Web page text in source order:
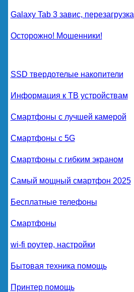
Galaxy Tab 3 завис, перезагрузка
Осторожно! Мошенники!
SSD твердотелые накопители
Информация к ТВ устройствам
Смартфоны с лучшей камерой
Смартфоны с 5G
Смартфоны с гибким экраном
Самый мощный смартфон 2025
Бесплатные телефоны
Смартфоны
wi-fi роутер, настройки
Бытовая техника помощь
Принтер помощь